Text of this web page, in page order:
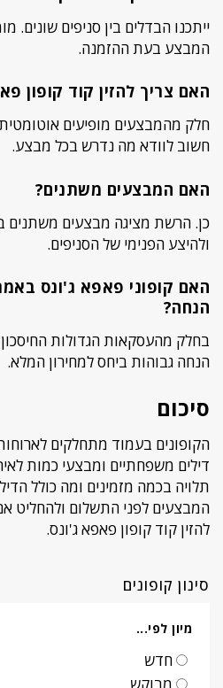
ייתכנו הבדלים בין סניפים שונים.
המבצע בעת ההזמנה.
האם צריך להזין קוד קופון
חלק מהמבצעים מופיעים
חשוב לוודא מה נדרש בכל מבצע.
האם המבצעים משתנים?
כן. הרשת מציגה מבצעים משתנים
ולהיצע הפנימי של הסניפים.
הנחה?
בחלק מהעסקאות הגדולות החיסכון
הנחה גבוהות ביחס למחירון המלא.
סיכום
הקופונים בעמוד מתחלקים
דילים משפחתיים ומבצעי כמות
תלויה בכמה מזמינים ומה כולל
המבצעים לפני התשלום ולהחליט
להזין קוד קופון פאפא ג'ונס.
סינון קופונים
מיון לפי...
חדש
מבוקש